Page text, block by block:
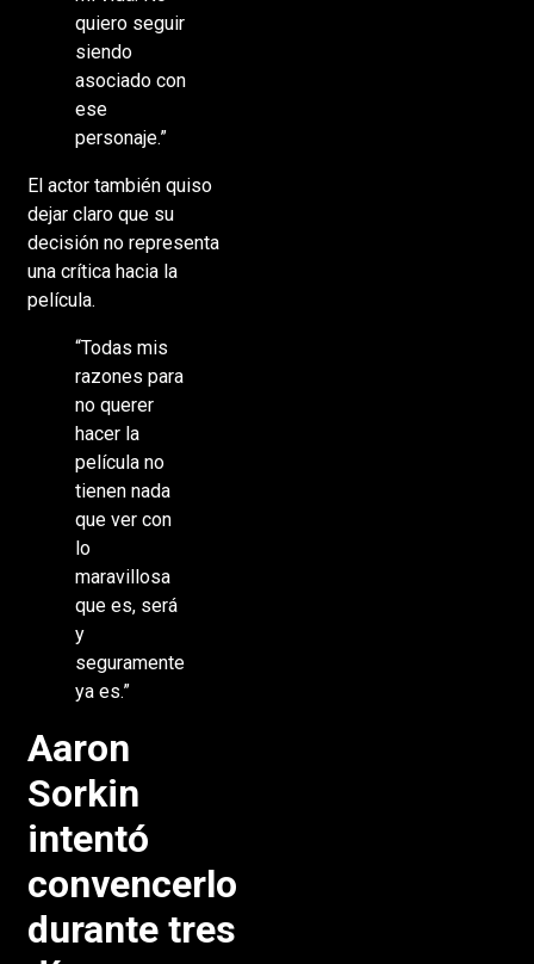
quiero seguir
siendo
asociado con
ese
personaje.”
El actor también quiso
dejar claro que su
decisión no representa
una crítica hacia la
película.
“Todas mis
razones para
no querer
hacer la
película no
tienen nada
que ver con
lo
maravillosa
que es, será
y
seguramente
ya es.”
Aaron
Sorkin
intentó
convencerlo
durante tres